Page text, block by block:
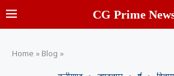
CG Prime
Home » Blog »